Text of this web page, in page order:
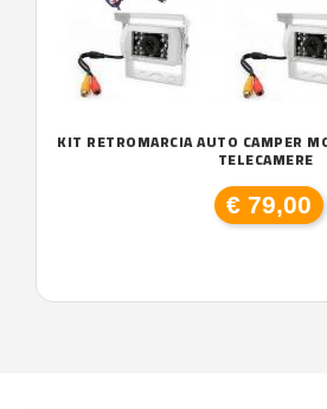
KIT RETROMARCIA AUTO CAMPER
TELECAMERE
€ 79,00